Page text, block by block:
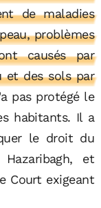
de maladies
problèmes
causés par
et des sols par
pas protégé le
habitants. Il a
le droit du
et
Court exigeant